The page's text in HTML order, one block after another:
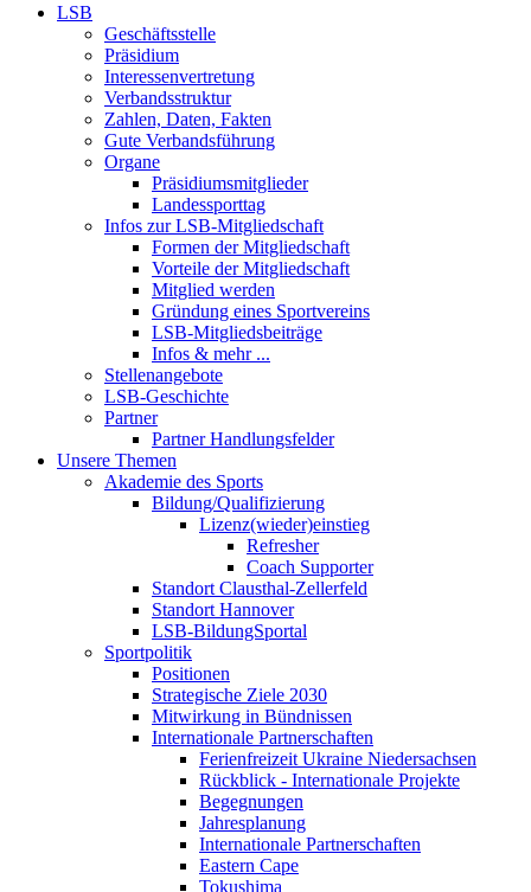
LSB
Geschäftsstelle
Präsidium
Interessenvertretung
Verbandsstruktur
Zahlen, Daten, Fakten
Gute Verbandsführung
Organe
Präsidiumsmitglieder
Landessporttag
Infos zur LSB-Mitgliedschaft
Formen der Mitgliedschaft
Vorteile der Mitgliedschaft
Mitglied werden
Gründung eines Sportvereins
LSB-Mitgliedsbeiträge
Infos & mehr ...
Stellenangebote
LSB-Geschichte
Partner
Partner Handlungsfelder
Unsere Themen
Akademie des Sports
Bildung/Qualifizierung
Lizenz(wieder)einstieg
Refresher
Coach Supporter
Standort Clausthal-Zellerfeld
Standort Hannover
LSB-BildungSportal
Sportpolitik
Positionen
Strategische Ziele 2030
Mitwirkung in Bündnissen
Internationale Partnerschaften
Ferienfreizeit Ukraine Niedersachsen
Rückblick - Internationale Projekte
Begegnungen
Jahresplanung
Internationale Partnerschaften
Eastern Cape
Tokushima